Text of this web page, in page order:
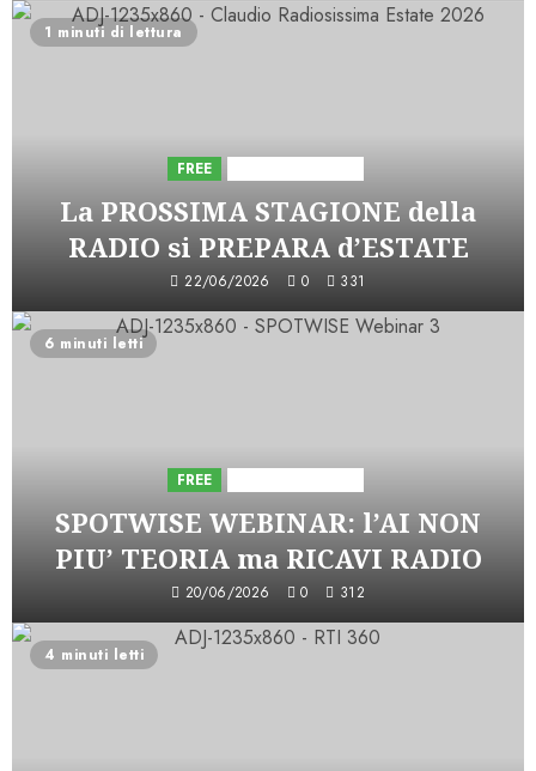
1 minuti di lettura
FREE
La PROSSIMA STAGIONE della
RADIO si PREPARA d’ESTATE
22/06/2026 0 331
6 minuti letti
FREE
SPOTWISE WEBINAR: l’AI NON
PIU’ TEORIA ma RICAVI RADIO
20/06/2026 0 312
4 minuti letti